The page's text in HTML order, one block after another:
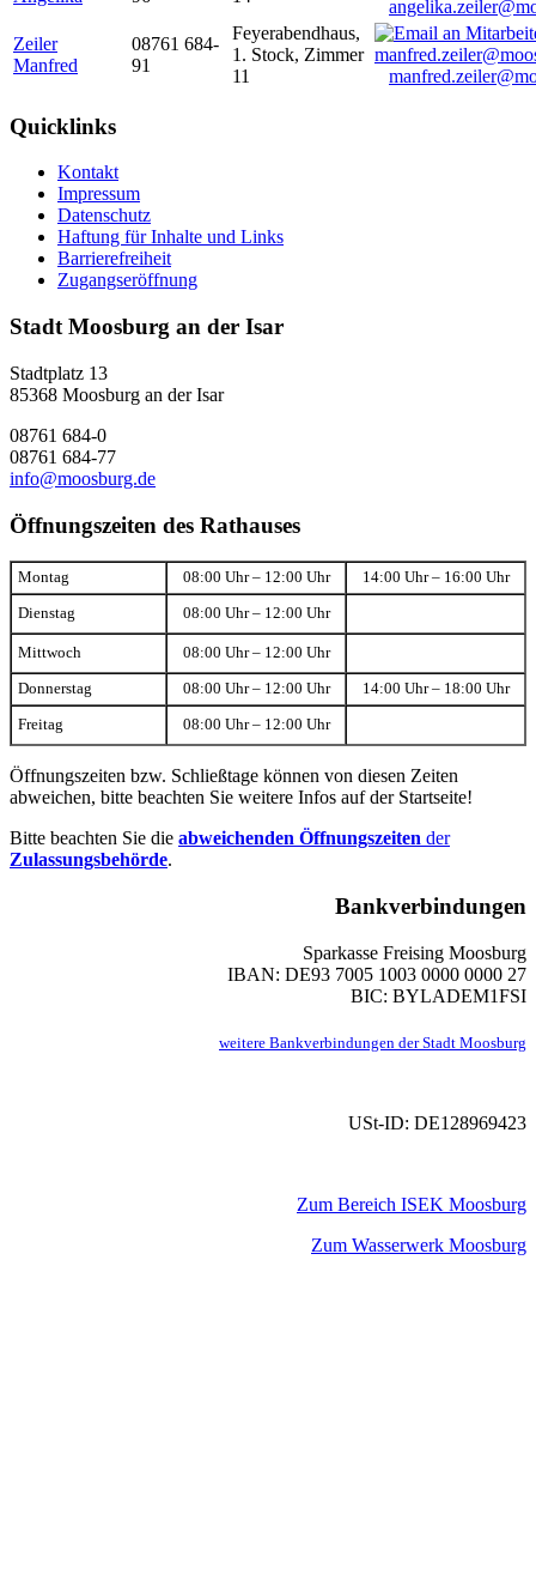
Zeiler
Manfred
08761 684-
91
Feyerabendhaus,
1. Stock, Zimmer
11
Quicklinks
Kontakt
Impressum
Datenschutz
Haftung für Inhalte und Links
Barrierefreiheit
Zugangseröffnung
Stadt Moosburg an der Isar
Stadtplatz 13
85368 Moosburg an der Isar
08761 684-0
08761 684-77
info@moosburg.de
Öffnungszeiten des Rathauses
Montag 08:00 Uhr – 12:00 Uhr 14:00 Uhr – 16:00 Uhr
Dienstag 08:00 Uhr – 12:00 Uhr
Mittwoch 08:00 Uhr – 12:00 Uhr
Donnerstag 08:00 Uhr – 12:00 Uhr 14:00 Uhr – 18:00 Uhr
Freitag 08:00 Uhr – 12:00 Uhr
Öffnungszeiten bzw. Schließtage können von diesen Zeiten
abweichen, bitte beachten Sie weitere Infos auf der Startseite!
Bitte beachten Sie die abweichenden Öffnungszeiten der
Zulassungsbehörde.
Bankverbindungen
Sparkasse Freising Moosburg
IBAN: DE93 7005 1003 0000 0000 27
BIC: BYLADEM1FSI
weitere Bankverbindungen der Stadt Moosburg
USt-ID: DE128969423
Zum Bereich ISEK Moosburg
Zum Wasserwerk Moosburg